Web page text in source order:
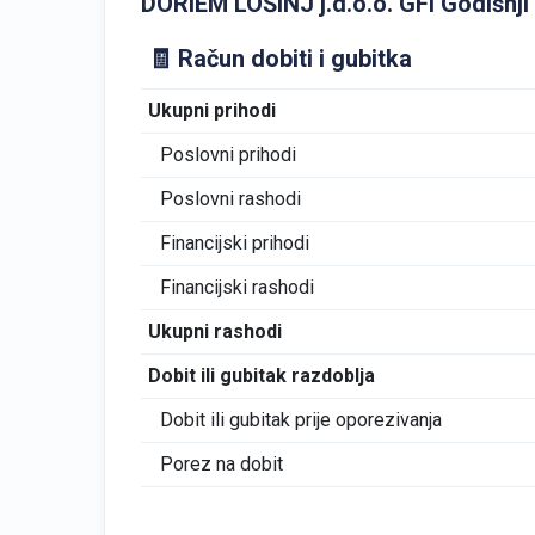
🧾 Račun dobiti i gubitka
Ukupni prihodi
Poslovni prihodi
Poslovni rashodi
Financijski prihodi
Financijski rashodi
Ukupni rashodi
Dobit ili gubitak razdoblja
Dobit ili gubitak prije oporezivanja
Porez na dobit